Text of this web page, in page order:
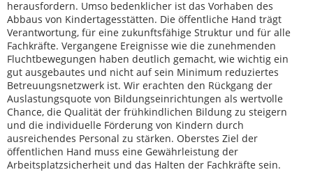
herausfordern. Umso bedenklicher ist das Vorhaben des
Abbaus von Kindertagesstätten. Die öffentliche Hand trägt
Verantwortung, für eine zukunftsfähige Struktur und für alle
Fachkräfte. Vergangene Ereignisse wie die zunehmenden
Fluchtbewegungen haben deutlich gemacht, wie wichtig ein
gut ausgebautes und nicht auf sein Minimum reduziertes
Betreuungsnetzwerk ist. Wir erachten den Rückgang der
Auslastungsquote von Bildungseinrichtungen als wertvolle
Chance, die Qualität der frühkindlichen Bildung zu steigern
und die individuelle Förderung von Kindern durch
ausreichendes Personal zu stärken. Oberstes Ziel der
öffentlichen Hand muss eine Gewährleistung der
Arbeitsplatzsicherheit und das Halten der Fachkräfte sein.